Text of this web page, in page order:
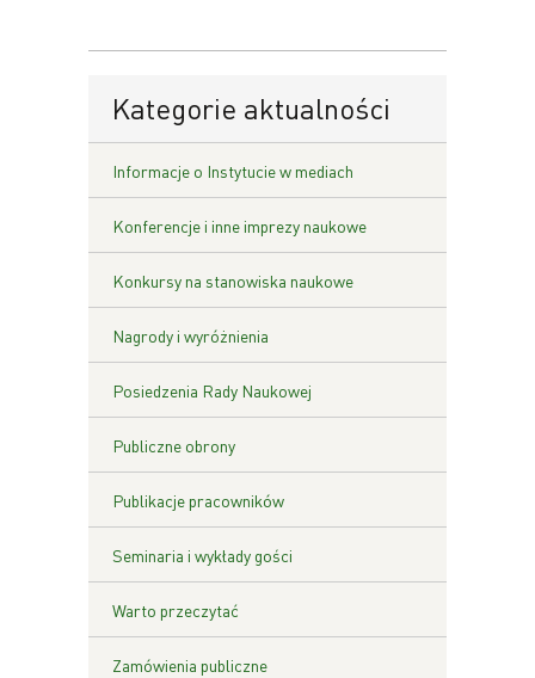
Kategorie aktualności
Informacje o Instytucie w mediach
Konferencje i inne imprezy naukowe
Konkursy na stanowiska naukowe
Nagrody i wyróżnienia
Posiedzenia Rady Naukowej
Publiczne obrony
Publikacje pracowników
Seminaria i wykłady gości
Warto przeczytać
Zamówienia publiczne